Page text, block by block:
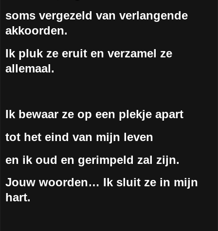
soms vergezeld van verlangende
akkoorden.
Ik pluk ze eruit en verzamel ze
allemaal.
Ik bewaar ze op een plekje apart
tot het eind van mijn leven
en ik oud en gerimpeld zal zijn.
Jouw woorden… Ik sluit ze in mijn
hart.